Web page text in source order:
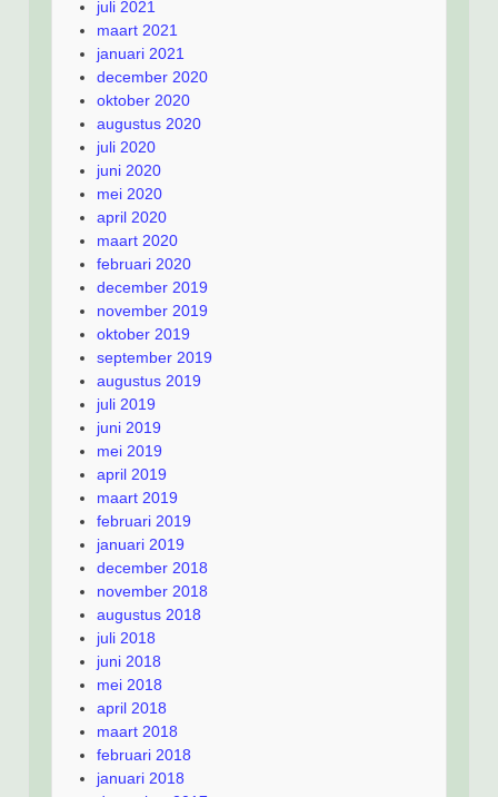
juli 2021
maart 2021
januari 2021
december 2020
oktober 2020
augustus 2020
juli 2020
juni 2020
mei 2020
april 2020
maart 2020
februari 2020
december 2019
november 2019
oktober 2019
september 2019
augustus 2019
juli 2019
juni 2019
mei 2019
april 2019
maart 2019
februari 2019
januari 2019
december 2018
november 2018
augustus 2018
juli 2018
juni 2018
mei 2018
april 2018
maart 2018
februari 2018
januari 2018